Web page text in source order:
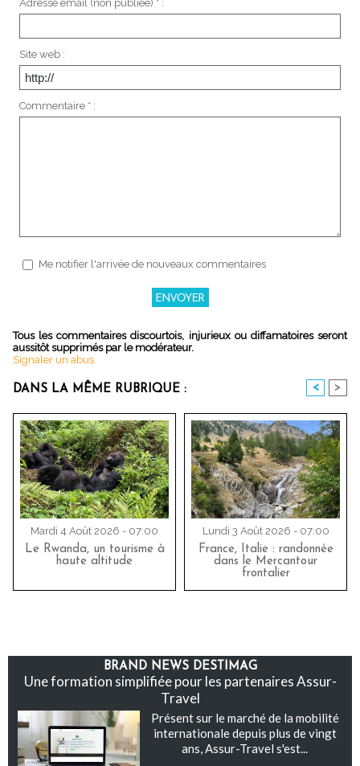
Adresse email (non publiée) * :
Site web :
Commentaire * :
Me notifier l'arrivée de nouveaux commentaires
Tous les commentaires discourtois, injurieux ou diffamatoires seront
aussitôt supprimés par le modérateur.
Signaler un abus
DANS LA MÊME RUBRIQUE : < >
Mardi 4 Août 2026 - 07:00
Le Rwanda, un tourisme à
haute altitude
Lundi 3 Août 2026 - 07:00
France, Italie : randonnée
dans le Mercantour
frontalier
BRAND NEWS DESTIMAG
Une formation simplifiée pour les partenaires Assur-
Travel
Présent sur le marché de la mobilité
internationale depuis plus de vingt
ans, Assur-Travel s'est...